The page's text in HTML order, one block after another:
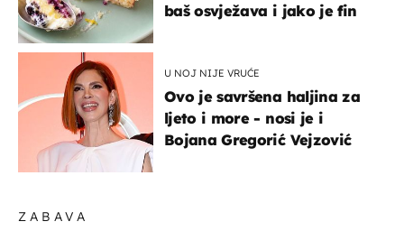
ZABAVA
baš osvježava i jako je fin
U NOJ NIJE VRUĆE
Ovo je savršena haljina za
ljeto i more - nosi je i
Bojana Gregorić Vejzović